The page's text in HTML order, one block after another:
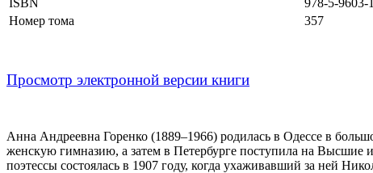
Номер тома
357
Просмотр электронной версии книги
Анна Андреевна Горенко (1889–1966) родилась в Одессе в
женскую гимназию, а затем в Петербурге поступила на Высшие
поэтессы состоялась в 1907 году, когда ухаживавший за ней